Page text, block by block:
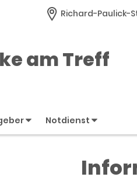
Richard-Paulick-
am Treff
Notdienst